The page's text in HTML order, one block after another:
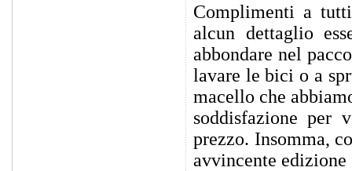
Complimenti a
alcun dettaglio
abbondare nel
lavare le bici o a
macello che
soddisfazione per
prezzo. Insomma,
avvincente